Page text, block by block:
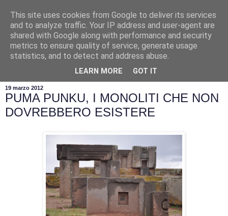
19 marzo 2012
PUMA PUNKU, I MONOLITI CHE NON
DOVREBBERO ESISTERE
This site uses cookies from Google to deliver its services
and to analyze traffic. Your IP address and user-agent are
shared with Google along with performance and security
metrics to ensure quality of service, generate usage
statistics, and to detect and address abuse.
LEARN MORE GOT IT